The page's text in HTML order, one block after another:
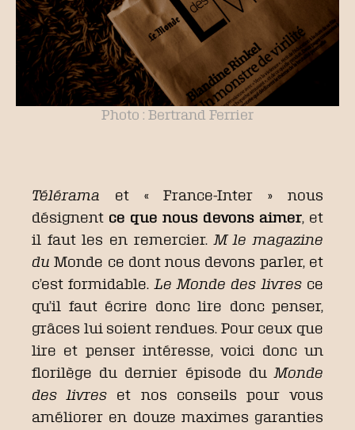
Photo : Bertrand Ferrier
Télérama et « France-Inter » nous
désignent ce que nous devons aimer, et
il faut les en remercier. M le magazine
duMonde ce dont nous devons parler, et
c’est formidable. Le Monde des livresce
qu’il faut écrire donc lire donc penser,
grâces lui soient rendues. Pour ceux que
lire et penser intéresse, voici donc un
florilège du dernier épisode du Monde
des livres et nos conseils pour vous
améliorer en douze maximes garanties